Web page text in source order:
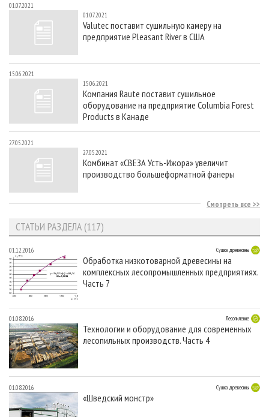
01.07.2021
01.07.2021
Valutec поставит сушильную камеру на
предприятие Pleasant River в США
15.06.2021
15.06.2021
Компания Raute поставит сушильное
оборудование на предприятие Columbia Forest
Products в Канаде
27.05.2021
27.05.2021
Комбинат «СВЕЗА Усть-Ижора» увеличит
производство большеформатной фанеры
Смотреть все
СТАТЬИ РАЗДЕЛА (117)
01.12.2016 Сушка древесины
Обработка низкотоварной древесины на
комплексных лесопромышленных предприятиях.
Часть 7
01.08.2016 Лесопиление
Технологии и оборудование для современных
лесопильных производств. Часть 4
01.08.2016 Сушка древесины
«Шведский монстр»